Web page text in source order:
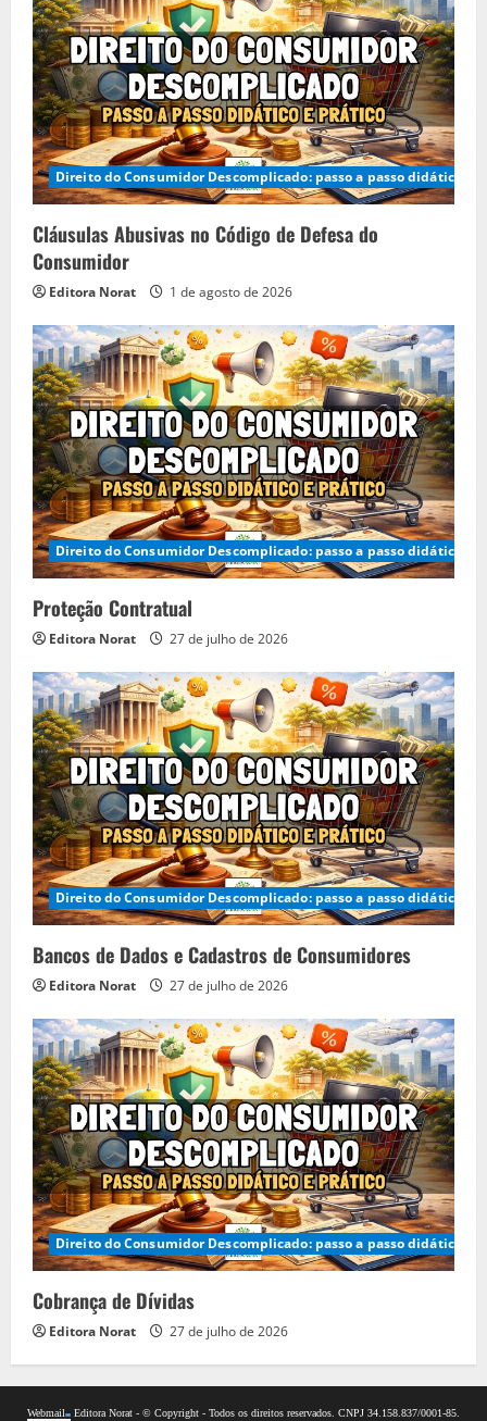
Direito do Consumidor Descomplicado: passo a passo didático e
Cláusulas Abusivas no Código de Defesa do
Consumidor
Editora Norat 1 de agosto de 2026
Direito do Consumidor Descomplicado: passo a passo didático e
Proteção Contratual
Editora Norat 27 de julho de 2026
Direito do Consumidor Descomplicado: passo a passo didático e
Bancos de Dados e Cadastros de Consumidores
Editora Norat 27 de julho de 2026
Direito do Consumidor Descomplicado: passo a passo didático e
Cobrança de Dívidas
Editora Norat 27 de julho de 2026
Webmail Editora Norat - © Copyright - Todos os direitos reservados. CNPJ 34.158.837/0001-85.